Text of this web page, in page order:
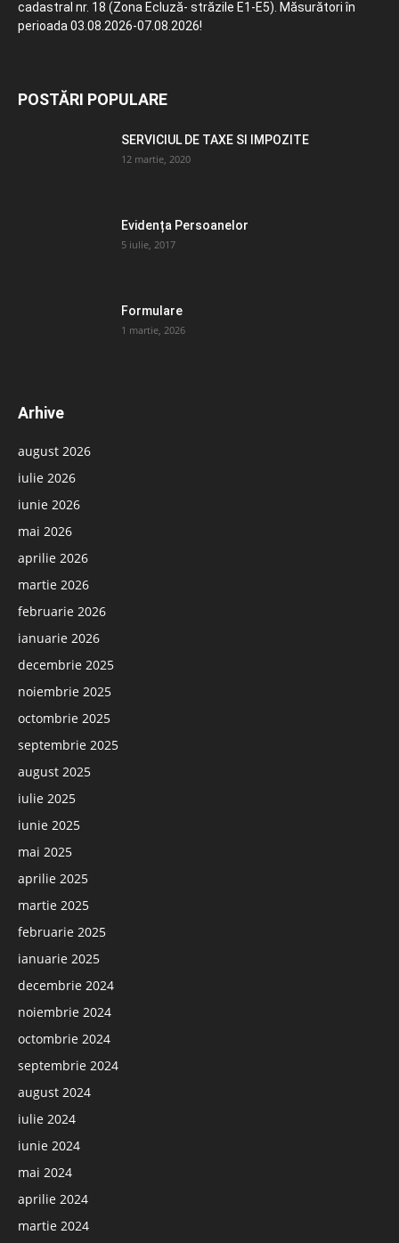
cadastral nr. 18 (Zona Ecluză- străzile E1-E5). Măsurători în
perioada 03.08.2026-07.08.2026!
POSTĂRI POPULARE
SERVICIUL DE TAXE SI IMPOZITE
12 martie, 2020
Evidența Persoanelor
5 iulie, 2017
Formulare
1 martie, 2026
Arhive
august 2026
iulie 2026
iunie 2026
mai 2026
aprilie 2026
martie 2026
februarie 2026
ianuarie 2026
decembrie 2025
noiembrie 2025
octombrie 2025
septembrie 2025
august 2025
iulie 2025
iunie 2025
mai 2025
aprilie 2025
martie 2025
februarie 2025
ianuarie 2025
decembrie 2024
noiembrie 2024
octombrie 2024
septembrie 2024
august 2024
iulie 2024
iunie 2024
mai 2024
aprilie 2024
martie 2024